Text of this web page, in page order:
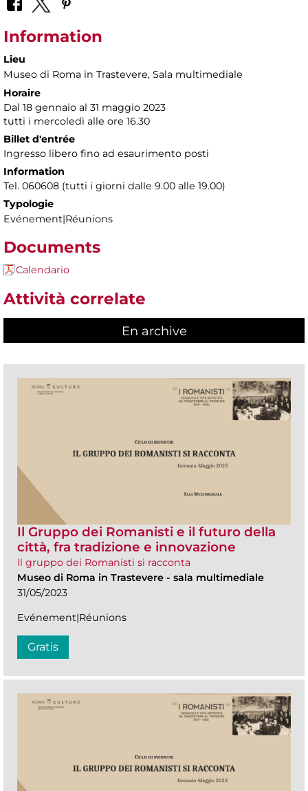
Information
Lieu
Museo di Roma in Trastevere, Sala multimediale
Horaire
Dal 18 gennaio al 31 maggio 2023
tutti i mercoledì alle ore 16.30
Billet d'entrée
Ingresso libero fino ad esaurimento posti
Information
Tel. 060608 (tutti i giorni dalle 9.00 alle 19.00)
Typologie
Evénement|Réunions
Documents
Calendario
Attività correlate
En archive
Il Gruppo dei Romanisti e il futuro della
città, fra tradizione e innovazione
Il gruppo dei Romanisti si racconta
Museo di Roma in Trastevere - sala multimediale
31/05/2023
Evénement|Réunions
Gratis